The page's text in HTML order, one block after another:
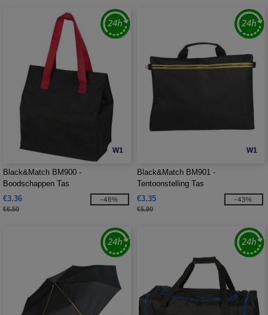
W1
Black&Match BM900 -
Boodschappen Tas
€3.36
€6.50
-48%
W1
Black&Match BM901 -
Tentoonstelling Tas
€3.35
€5.90
-43%